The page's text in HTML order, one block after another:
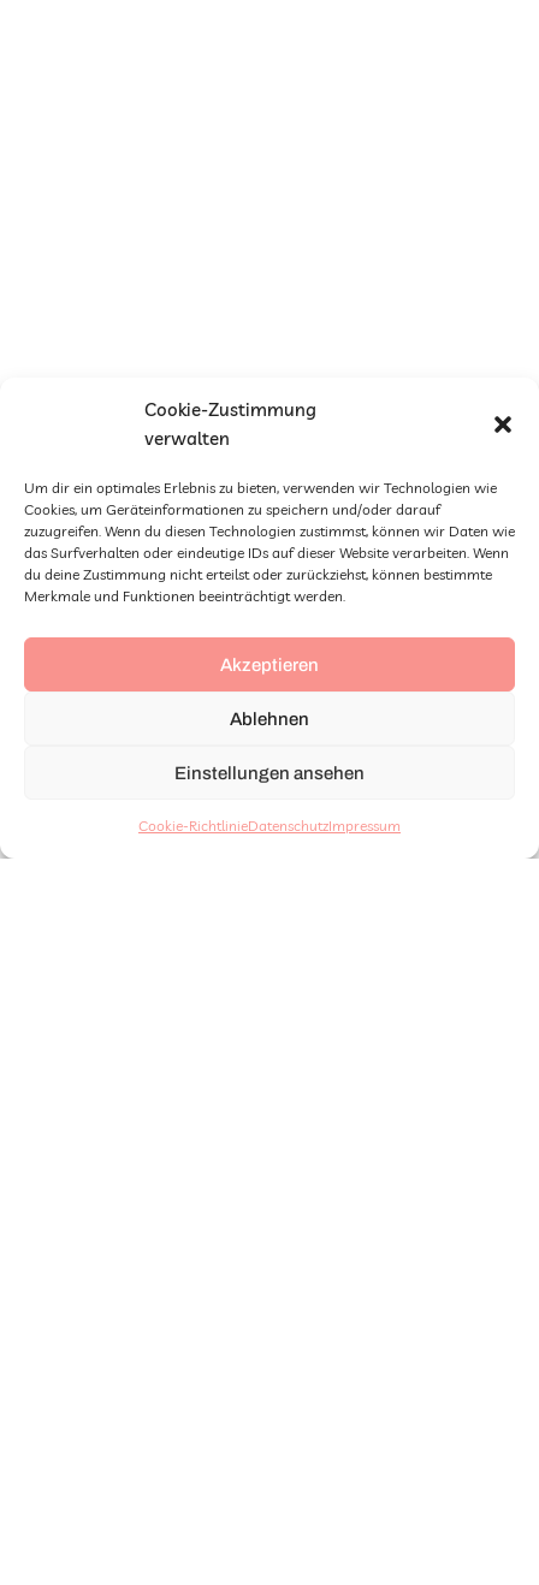
Cookie-Zustimmung
verwalten
Um dir ein optimales Erlebnis zu bieten, verwenden wir Technologien wie
Cookies, um Geräteinformationen zu speichern und/oder darauf
zuzugreifen. Wenn du diesen Technologien zustimmst, können wir Daten wie
das Surfverhalten oder eindeutige IDs auf dieser Website verarbeiten. Wenn
du deine Zustimmung nicht erteilst oder zurückziehst, können bestimmte
Merkmale und Funktionen beeinträchtigt werden.
Akzeptieren
Ablehnen
Einstellungen ansehen
Cookie-RichtlinieDatenschutzImpressum